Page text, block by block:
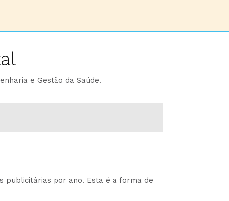
e Gestão da Saúde.
publicitárias por ano. Esta é a forma de